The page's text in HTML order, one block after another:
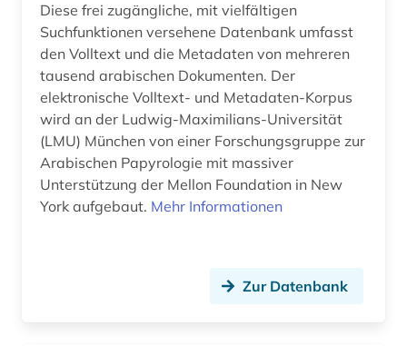
kirchengeschichte (1)
kirchenrecht (1)
klassische altertumswissenschaft (1)
klassische archäologie (14)
klassische studien (3)
kloster (1)
Diese frei zugängliche, mit vielfältigen
Suchfunktionen versehene Datenbank umfasst
den Volltext und die Metadaten von mehreren
tausend arabischen Dokumenten. Der
elektronische Volltext- und Metadaten-Korpus
wird an der Ludwig-Maximilians-Universität
(LMU) München von einer Forschungsgruppe zur
Arabischen Papyrologie mit massiver
Unterstützung der Mellon Foundation in New
York aufgebaut. Mehr Informationen
Zur Datenbank